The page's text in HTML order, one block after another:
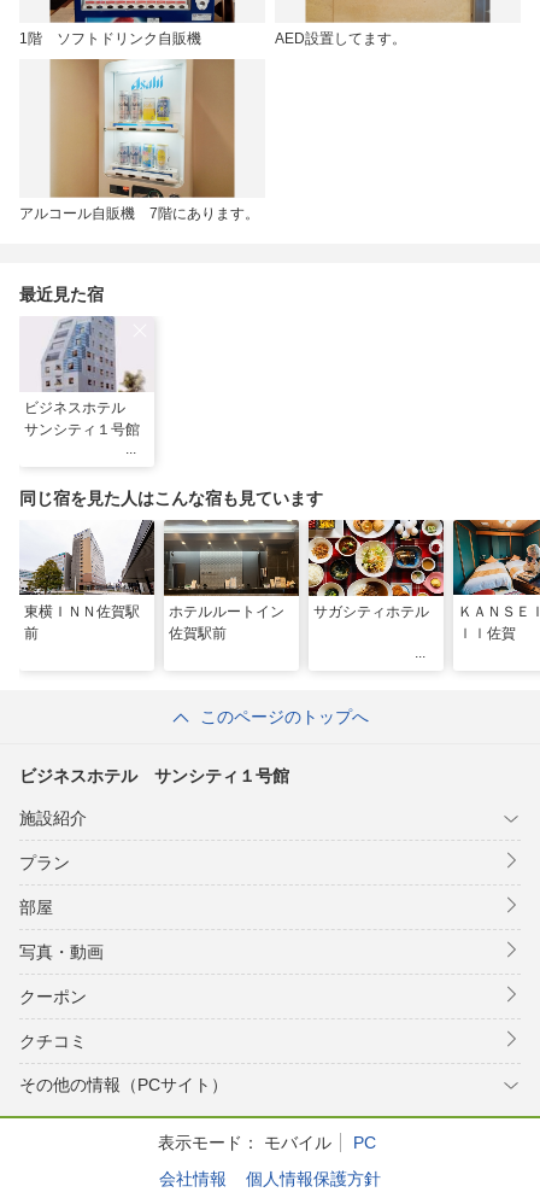
1階 ソフトドリンク自販機 AED設置してます。
アルコール自販機 7階にあります。
最近見た宿
ビジネスホテル
サンシティ１号館
同じ宿を見た人はこんな宿も見ています
東横ＩＮＮ佐賀駅
前
ホテルルートイン
佐賀駅前
サガシティホテル
ＫＡＮＳＥ
ｌｌ佐賀
このページのトップへ
ビジネスホテル サンシティ１号館
施設紹介
プラン
部屋
写真・動画
クーポン
クチコミ
その他の情報（PCサイト）
表示モード： モバイル
PC
会社情報
個人情報保護方針